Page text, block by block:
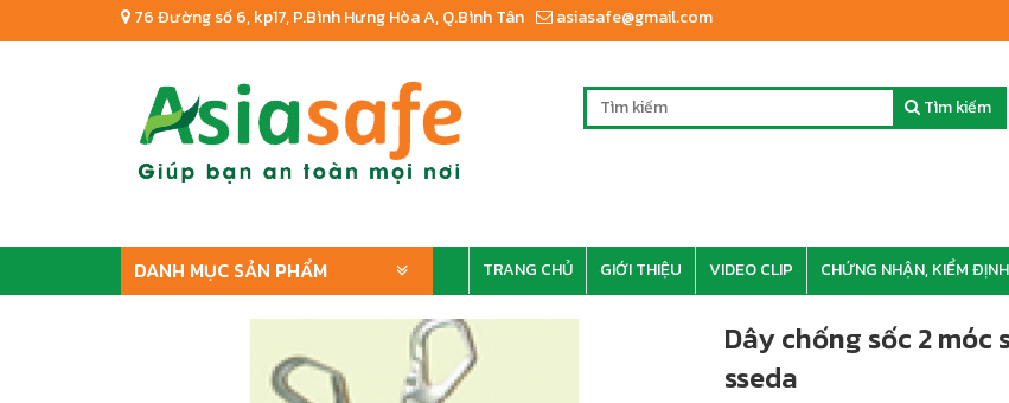
76 Đường số 6, kp17, P.Bình Hưng Hòa A, Q.Bình Tân asiasafe@gmail.com
Tìm kiếm
DANH MỤC SẢN PHẨM TRANG CHỦ GIỚI THIỆU VIDEO CLIP CHỨNG NHẬN, KIỂM
Dây chống sốc 2 móc
sseda